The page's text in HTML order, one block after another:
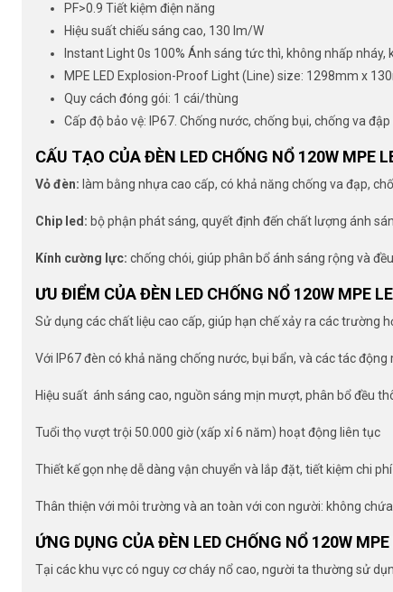
PF>0.9 Tiết kiệm điện năng
Hiệu suất chiếu sáng cao, 130 lm/W
Instant Light 0s 100% Ánh sáng tức thì, không nhấp nháy,
MPE LED Explosion-Proof Light (Line) size: 1298mm x
Quy cách đóng gói: 1 cái/thùng
Cấp độ bảo vệ: IP67. Chống nước, chống bụi, chống va đập
CẤU TẠO CỦA ĐÈN LED CHỐNG NỔ 120W MPE
Vỏ đèn: làm bằng nhựa cao cấp, có khả năng chống va đạp,
Chip led: bộ phận phát sáng, quyết định đến chất lượng ánh
Kính cường lực: chống chói, giúp phân bổ ánh sáng rộng và đều
ƯU ĐIỂM CỦA ĐÈN LED CHỐNG NỔ 120W MPE
Sử dụng các chất liệu cao cấp, giúp hạn chế xảy ra các trường
Với IP67 đèn có khả năng chống nước, bụi bẩn, và các tác động
Hiệu suất ánh sáng cao, nguồn sáng mịn mượt, phân bổ đều
Tuổi thọ vượt trội 50.000 giờ (xấp xỉ 6 năm) hoạt động liên tục
Thiết kế gọn nhẹ dễ dàng vận chuyển và lắp đặt, tiết kiệm chi phí
Thân thiện với môi trường và an toàn với con người: không
ỨNG DỤNG CỦA ĐÈN LED CHỐNG NỔ 120W MPE
Tại các khu vực có nguy cơ cháy nổ cao, người ta thường sử